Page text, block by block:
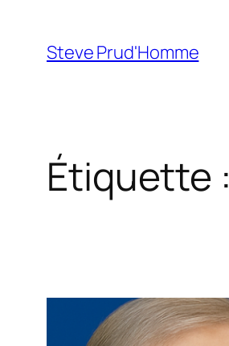
contenu
Steve Prud'Homme
Étiquette :